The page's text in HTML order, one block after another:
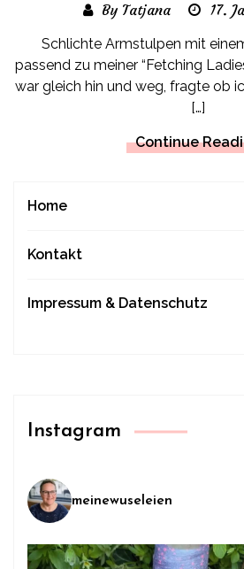
By Tatjana 17.
Schlichte Armstulpen mit
passend zu meiner “Fetching
war gleich hin und weg, fragte ob
[…]
Continue
Home
Kontakt
Impressum & Datenschutz
Instagram
meinewuseleien